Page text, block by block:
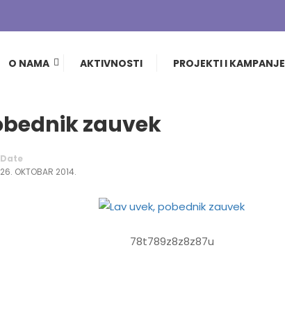
O NAMA AKTIVNOSTI PROJEKTI I KAMPANJE
zauvek
Date
26. OKTOBAR 2014.
78t789z8z8z87u